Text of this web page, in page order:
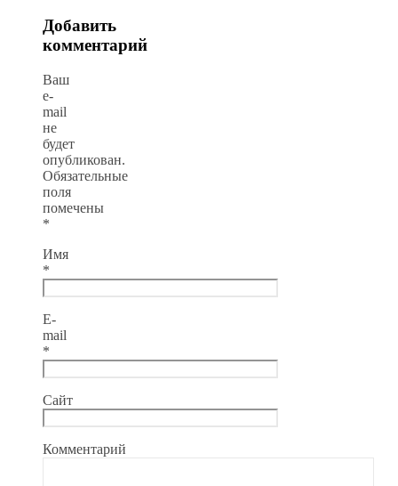
Добавить
комментарий
Ваш
e-
mail
не
будет
опубликован.
Обязательные
поля
помечены
*
Имя
*
E-
mail
*
Сайт
Комментарий